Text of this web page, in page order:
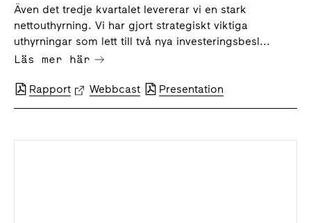
Även det tredje kvartalet levererar vi en stark
nettouthyrning. Vi har gjort strategiskt viktiga
uthyrningar som lett till två nya investeringsbesl...
Läs mer här
Rapport Webbcast Presentation